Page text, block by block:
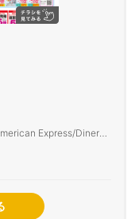
Express/Diners